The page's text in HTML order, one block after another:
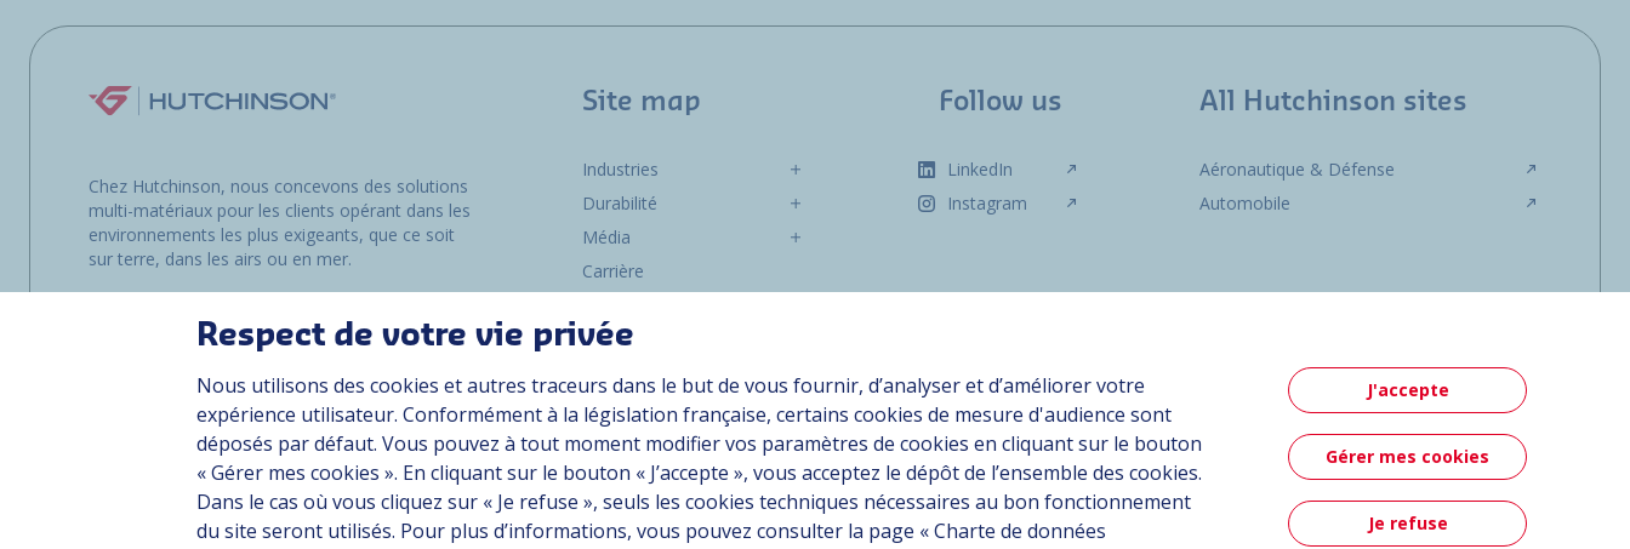
Chez Hutchinson, nous concevons des solutions
multi-matériaux pour les clients opérant dans les
environnements les plus exigeants, que ce soit
sur terre, dans les airs ou en mer.
Site map
Industries
Durabilité
Média
Carrière
Fournisseurs
Documentation
Contact
Follow us
LinkedIn
Instagram
All Hutchinson sites
Aéronautique & Défense
Automobile
CGU Données personnelles Crédits Accessibilité : non conforme
Respect de votre vie privée
Nous utilisons des cookies et autres traceurs dans le but de vous fournir, d’analyser et d’améliorer votre
expérience utilisateur. Conformément à la législation française, certains cookies de mesure d'audience sont
déposés par défaut. Vous pouvez à tout moment modifier vos paramètres de cookies en cliquant sur le bouton
« Gérer mes cookies ». En cliquant sur le bouton « J’accepte », vous acceptez le dépôt de l’ensemble des cookies.
Dans le cas où vous cliquez sur « Je refuse », seuls les cookies techniques nécessaires au bon fonctionnement
du site seront utilisés. Pour plus d’informations, vous pouvez consulter la page « Charte de données
J'accepte
Gérer mes cookies
Je refuse